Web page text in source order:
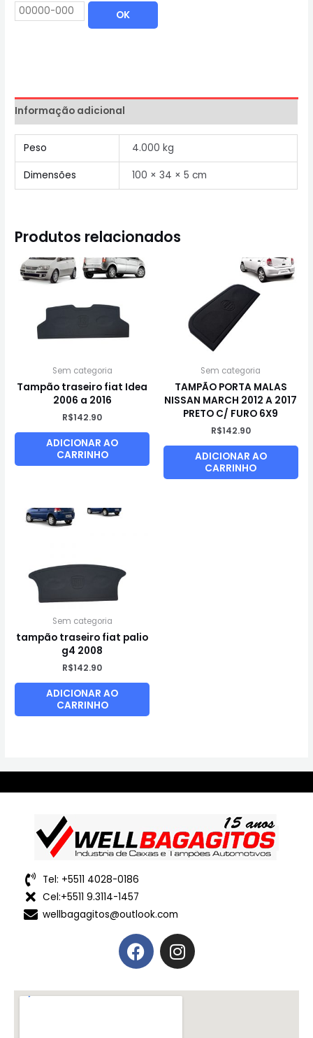
OK
Informação adicional
Peso 4.000 kg
Dimensões 100 × 34 × 5 cm
Produtos relacionados
Sem categoria
Tampão traseiro fiat Idea
2006 a 2016
R$142.90
ADICIONAR AO
CARRINHO
Sem categoria
TAMPÃO PORTA MALAS
NISSAN MARCH 2012 A 2017
PRETO C/ FURO 6X9
R$142.90
ADICIONAR AO
CARRINHO
Sem categoria
tampão traseiro fiat palio
g4 2008
R$142.90
ADICIONAR AO
CARRINHO
Tel: +5511 4028-0186
Cel:+5511 9.3114-1457
wellbagagitos@outlook.com